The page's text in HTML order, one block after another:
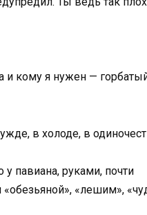
и кому я нужен —
в холоде, в
павиана, руками, почти
«лешим»,